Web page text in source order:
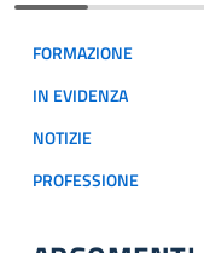
FORMAZIONE
IN EVIDENZA
NOTIZIE
PROFESSIONE